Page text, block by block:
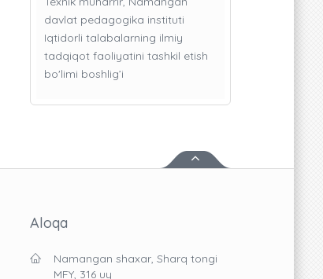
davlat pedagogika instituti
Iqtidorli talabalarning ilmiy
tadqiqot faoliyatini tashkil etish
bo'limi boshlig’i
Aloqa
Namangan shaxar, Sharq tongi
MFY, 316 uy